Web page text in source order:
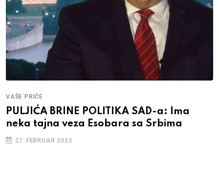
VAŠE PRIČE
PULJIĆA BRINE POLITIKA SAD-a: Ima
neka tajna veza Esobara sa Srbima
27. FEBRUAR 2023.